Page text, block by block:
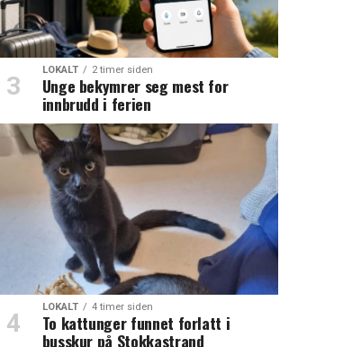
LOKALT 2 timer siden
Unge bekymrer seg mest for
innbrudd i ferien
LOKALT 4 timer siden
To kattunger funnet forlatt i
busskur på Stokkastrand